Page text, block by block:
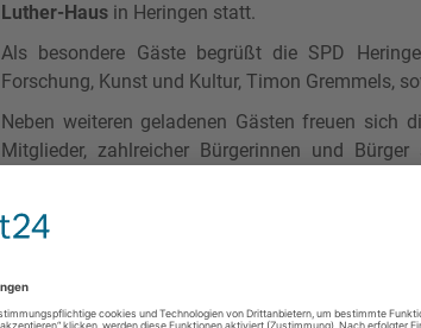
Luther-Haus in Heringen statt.
Als besondere Gäste begrüßt die SPD
Forschung, Kunst und Kultur, Timon Gremmels,
Neben weiteren geladenen Gästen freuen sich
Mitglieder, zahlreicher Bürgerinnen und
Vereine. Der Neujahrsempfang bietet
Themen und zum gemeinsamen Start ins neue